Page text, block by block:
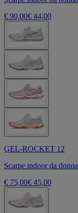
€ 90,00€ 44,00
GEL-ROCKET 12
Scarpe indoor da donna
€ 75,00€ 45,00